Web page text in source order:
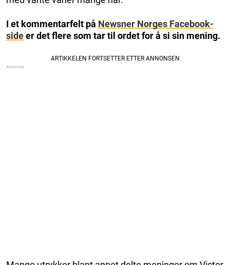
I et kommentarfelt på Newsner Norges Facebook-
sideer det flere som tar til ordet for å si sin mening.